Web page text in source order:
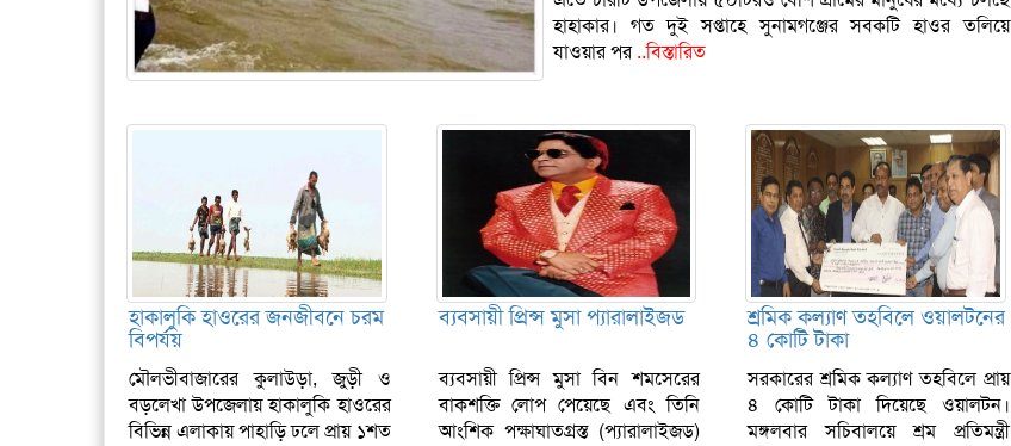
হাহাকার। গত দুই সপ্তাহে সুনামগঞ্জের সবকটি হাওর তলিয়ে
যাওয়ার পর..বিস্তারিত
হাকালুকি হাওরের জনজীবনে চরম
বিপর্যয়
মৌলভীবাজারের কুলাউড়া, জুড়ী ও
বড়লেখা উপজেলায় হাকালুকি হাওরের
বিভিন্ন এলাকায় পাহাড়ি ঢলে প্রায় ১শত
ব্যবসায়ী প্রিন্স মুসা প্যারালাইজড
ব্যবসায়ী প্রিন্স মুসা বিন শমসেরের
বাকশক্তি লোপ পেয়েছে এবং তিনি
আংশিক পক্ষাঘাতগ্রস্ত (প্যারালাইজড)
শ্রমিক কল্যাণ তহবিলে ওয়ালটনের
৪ কোটি টাকা
সরকারের শ্রমিক কল্যাণ তহবিলে প্রায়
৪ কোটি টাকা দিয়েছে ওয়ালটন।
মঙ্গলবার সচিবালয়ে শ্রম প্রতিমন্ত্রী